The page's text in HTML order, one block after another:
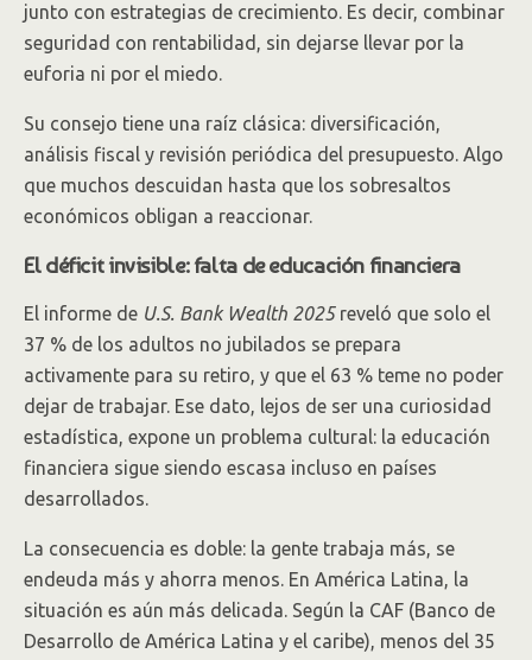
junto con estrategias de crecimiento. Es decir, combinar
seguridad con rentabilidad, sin dejarse llevar por la
euforia ni por el miedo.
Su consejo tiene una raíz clásica: diversificación,
análisis fiscal y revisión periódica del presupuesto. Algo
que muchos descuidan hasta que los sobresaltos
económicos obligan a reaccionar.
El déficit invisible: falta de educación financiera
El informe de U.S. Bank Wealth 2025reveló que solo el
37 % de los adultos no jubilados se prepara
activamente para su retiro, y que el 63 % teme no poder
dejar de trabajar. Ese dato, lejos de ser una curiosidad
estadística, expone un problema cultural: la educación
financiera sigue siendo escasa incluso en países
desarrollados.
La consecuencia es doble: la gente trabaja más, se
endeuda más y ahorra menos. En América Latina, la
situación es aún más delicada. Según la CAF (Banco de
Desarrollo de América Latina y el caribe), menos del 35